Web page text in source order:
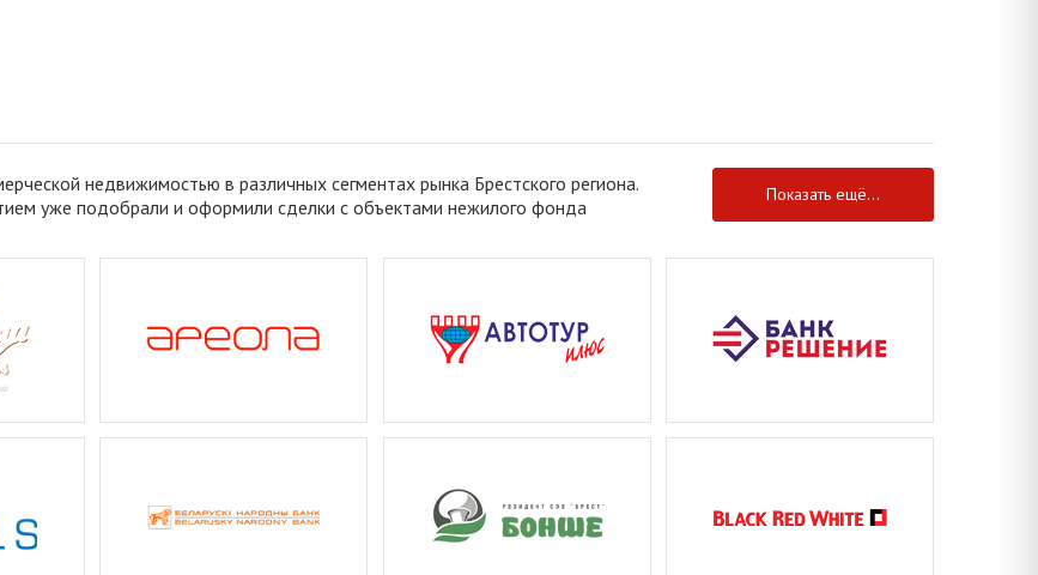
недвижимостью в различных сегментах рынка Брестского региона.
уже подобрали и оформили сделки с объектами нежилого фонда
Показать ещё...